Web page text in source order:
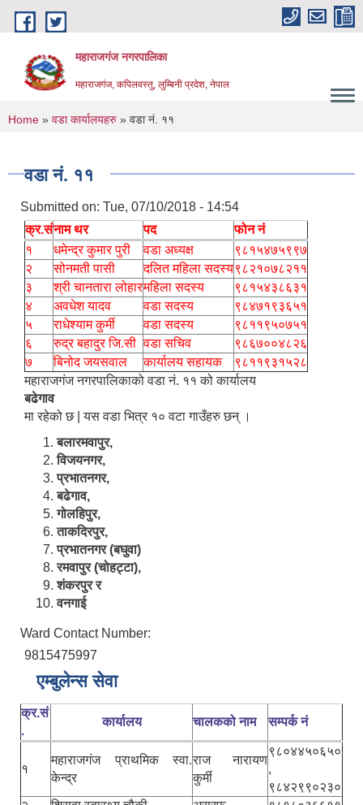
Skip to main content
महाराजगंज नगरपालिका
महाराजगंज, कपिलवस्तु, लुम्बिनी प्रदेश, नेपाल
You are here
Home » वडा कार्यालयहरु » वडा नं. ११
वडा नं. ११
Submitted on: Tue, 07/10/2018 - 14:54
क्र.संनाम थर पद
फोन नं
१
धमेन्द्र कुमार पुरी वडा अध्यक्ष
९८१५४७५९९७
२
सोनमती पासी दलित महिला सदस्य९८२१०७८२११
३
श्री चानतारा लोहारमहिला सदस्य
९८१५४३८६३१
४
अवधेश यादव वडा सदस्य
९८४७१९३६५१
५
राधेश्याम कुर्मी वडा सदस्य
९८११९५०७५१
६
रुद्र बहादुर जि.सी वडा सचिव
९८६७००४८२६
७
बिनोद जयसवाल कार्यालय सहायक
९८११९३१५२८
महाराजगंज नगरपालिकाको वडा नं. ११ को कार्यालय
बढेगाव
मा रहेको छ | यस वडा भित्र १० वटा गाउँहरु छन् ।
बलारमवापुर,
विजयनगर,
प्रभातनगर,
बढेगाव,
गोलहिपुर,
ताकदिरपुर,
प्रभातनगर (बघुवा)
रमवापुर (चोहट्टा),
शंकरपुर र
वनगाई
Ward Contact Number:
9815475997
एम्बुलेन्स सेवा
क्र.सं
.
कार्यालय चालकको नाम सम्पर्क नं
१
महाराजगंज प्राथमिक स्वा.
केन्द्र
राज नारायण
कुर्मी
९८०४४५०६५०
,
९८४२९९०२३०